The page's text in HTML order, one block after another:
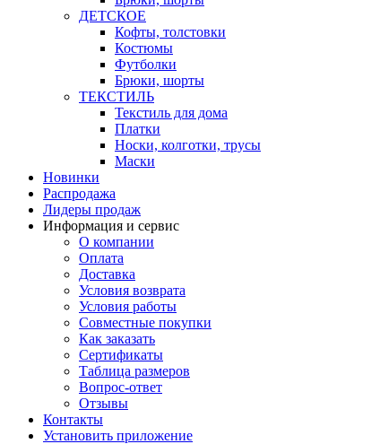
ДЕТСКОЕ
Кофты, толстовки
Костюмы
Футболки
Брюки, шорты
ТЕКСТИЛЬ
Текстиль для дома
Платки
Носки, колготки, трусы
Маски
Новинки
Распродажа
Лидеры продаж
Информация и сервис
О компании
Оплата
Доставка
Условия возврата
Условия работы
Совместные покупки
Как заказать
Сертификаты
Таблица размеров
Вопрос-ответ
Отзывы
Контакты
Установить приложение